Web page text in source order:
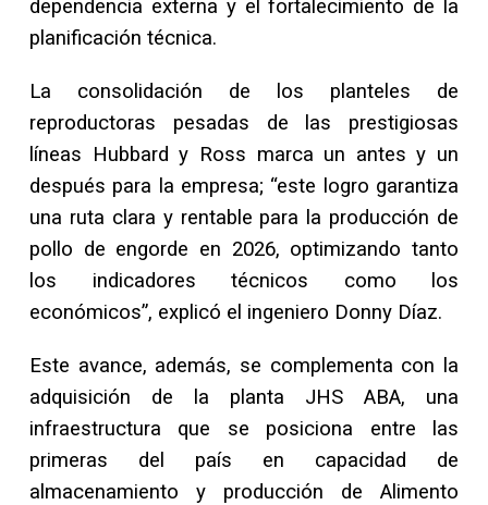
dependencia externa y el fortalecimiento de la
planificación técnica.
La consolidación de los planteles de
reproductoras pesadas de las prestigiosas
líneas Hubbard y Ross marca un antes y un
después para la empresa; “este logro garantiza
una ruta clara y rentable para la producción de
pollo de engorde en 2026, optimizando tanto
los indicadores técnicos como los
económicos”, explicó el ingeniero Donny Díaz.
Este avance, además, se complementa con la
adquisición de la planta JHS ABA, una
infraestructura que se posiciona entre las
primeras del país en capacidad de
almacenamiento y producción de Alimento